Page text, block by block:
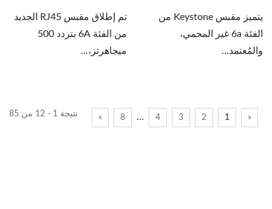
يتميز مقبس Keystone من
الفئة 6a ​​غير المحمي،
والمُعتمد...
تم إطلاق مقبس RJ45 الجديد
من الفئة 6A بتردد 500
ميجاهرتز،...
نتيجة 1 - 12 من 85 «
1
2
3
4
…
8
»